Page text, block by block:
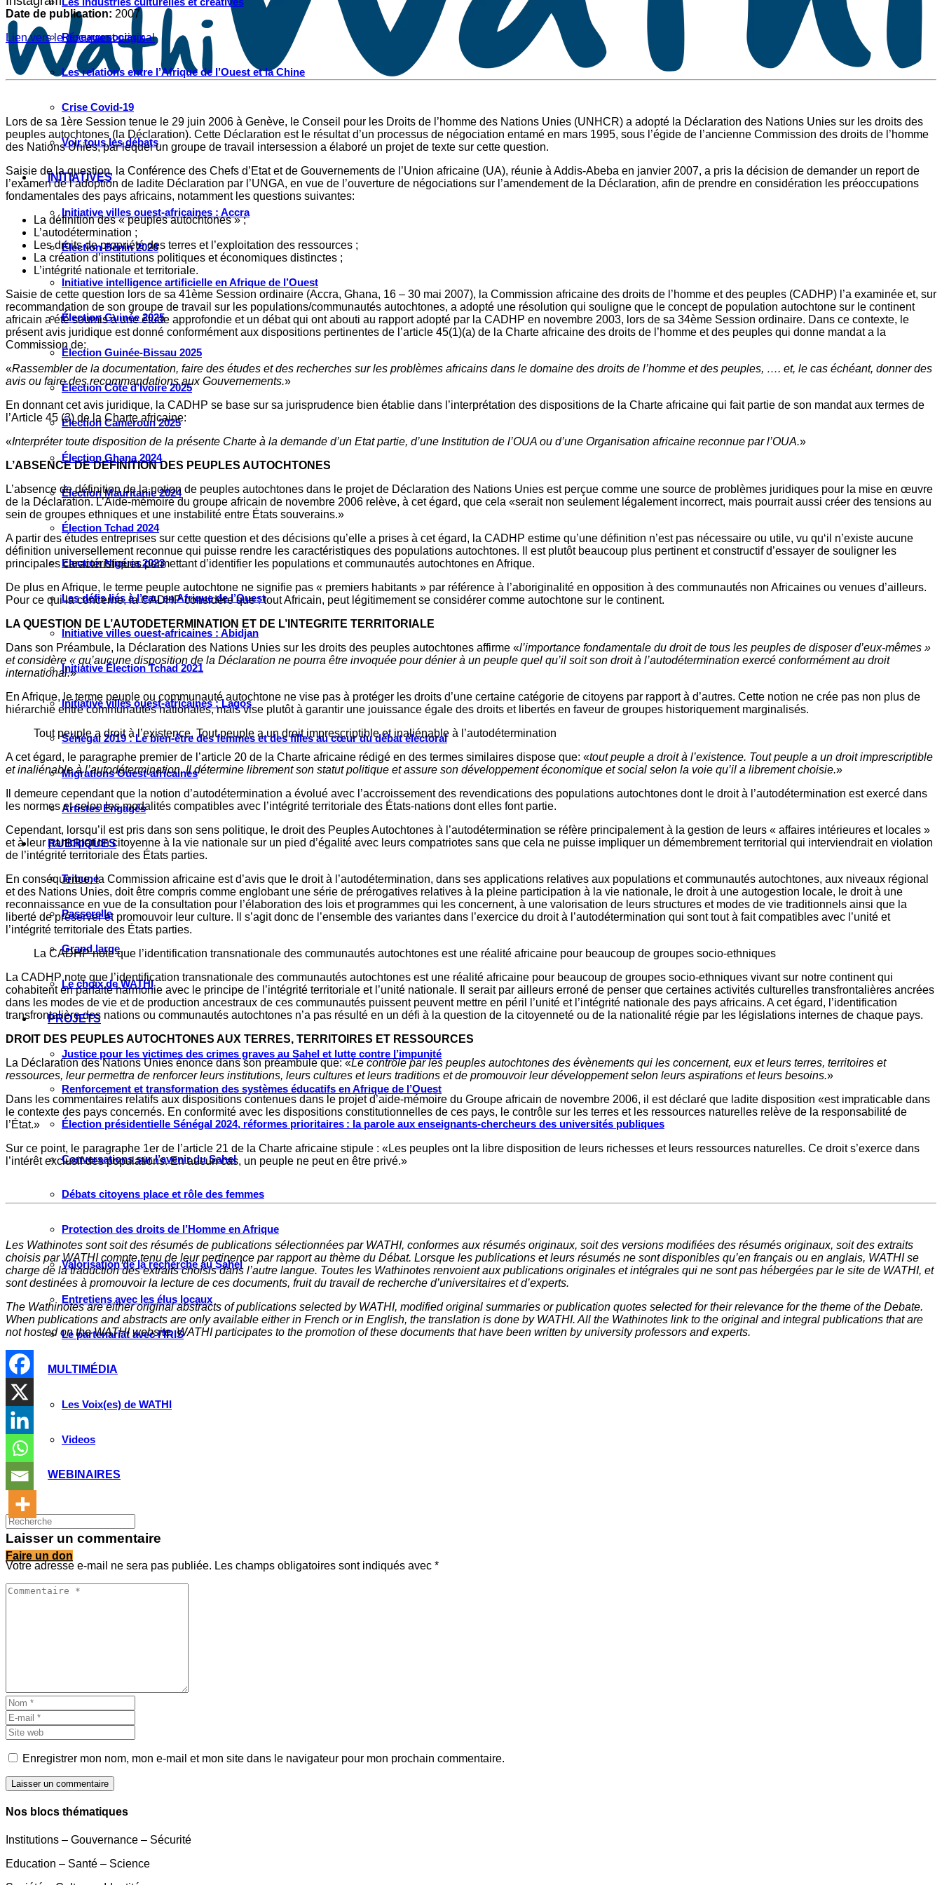
Réseaux sociaux
Les relations entre l’Afrique de l’Ouest et la Chine
Crise Covid-19
Voir tous les débats
INITIATIVES
Initiative villes ouest-africaines : Accra
Élection Bénin 2026
Initiative intelligence artificielle en Afrique de l’Ouest
Élection Guinée 2025
Élection Guinée-Bissau 2025
Élection Côte d’Ivoire 2025
Élection Cameroun 2025
Élection Ghana 2024
Élection Mauritanie 2024
Élection Tchad 2024
Election Nigéria 2023
Les défis liés à l’eau en Afrique de l’Ouest
Initiative villes ouest-africaines : Abidjan
Initiative Élection Tchad 2021
Initiative villes ouest-africaines : Lagos
Sénégal 2019 : Le bien-être des femmes et des filles au cœur du débat électoral
Migrations Ouest-africaines
Artistes Engagés
RUBRIQUES
Tribune
Passerelle
Grand large
Le choix de WATHI
PROJETS
Justice pour les victimes des crimes graves au Sahel et lutte contre l’impunité
Renforcement et transformation des systèmes éducatifs en Afrique de l’Ouest
Élection présidentielle Sénégal 2024, réformes prioritaires : la parole aux enseignants-chercheurs des universités publiques
Conversations sur l’avenir du Sahel
Débats citoyens place et rôle des femmes
Protection des droits de l’Homme en Afrique
Valorisation de la recherche au Sahel
Entretiens avec les élus locaux
Le partenariat avec l’IRIS
MULTIMÉDIA
Les Voix(es) de WATHI
Videos
WEBINAIRES
Faire un don
Date de publication: 2007
Lien vers le document original
Lors de sa 1ère Session tenue le 29 juin 2006 à Genève, le Conseil pour les Droits de l’homme des Nations Unies (UNHCR) a adopté la Déclaration des Nations Unies sur les droits des
peuples autochtones (la Déclaration). Cette Déclaration est le résultat d’un processus de négociation entamé en mars 1995, sous l’égide de l’ancienne Commission des droits de l’homme
des Nations Unies, par lequel un groupe de travail intersession a élaboré un projet de texte sur cette question.
Saisie de la question, la Conférence des Chefs d’Etat et de Gouvernements de l’Union africaine (UA), réunie à Addis-Abeba en janvier 2007, a pris la décision de demander un report de
l’examen de l’adoption de ladite Déclaration par l’UNGA, en vue de l’ouverture de négociations sur l’amendement de la Déclaration, afin de prendre en considération les préoccupations
fondamentales des pays africains, notamment les questions suivantes:
La définition des « peuples autochtones » ;
L’autodétermination ;
Les droits de propriété des terres et l’exploitation des ressources ;
La création d’institutions politiques et économiques distinctes ;
L’intégrité nationale et territoriale.
Saisie de cette question lors de sa 41ème Session ordinaire (Accra, Ghana, 16 – 30 mai 2007), la Commission africaine des droits de l’homme et des peuples (CADHP) l’a examinée et, sur
recommandation de son groupe de travail sur les populations/communautés autochtones, a adopté une résolution qui souligne que le concept de population autochtone sur le continent
africain a été soumis à une étude approfondie et un débat qui ont abouti au rapport adopté par la CADHP en novembre 2003, lors de sa 34ème Session ordinaire. Dans ce contexte, le
présent avis juridique est donné conformément aux dispositions pertinentes de l’article 45(1)(a) de la Charte africaine des droits de l’homme et des peuples qui donne mandat a la
Commission de:
«Rassembler de la documentation, faire des études et des recherches sur les problèmes africains dans le domaine des droits de l’homme et des peuples, …. et, le cas échéant, donner des
avis ou faire des recommandations aux Gouvernements.»
En donnant cet avis juridique, la CADHP se base sur sa jurisprudence bien établie dans l’interprétation des dispositions de la Charte africaine qui fait partie de son mandat aux termes de
l’Article 45 (3) de la Charte africaine:
«Interpréter toute disposition de la présente Charte à la demande d’un Etat partie, d’une Institution de l’OUA ou d’une Organisation africaine reconnue par l’OUA.»
L’ABSENCE DE DEFINITION DES PEUPLES AUTOCHTONES
L’absence de définition de la notion de peuples autochtones dans le projet de Déclaration des Nations Unies est perçue comme une source de problèmes juridiques pour la mise en œuvre
de la Déclaration. L’Aide-mémoire du groupe africain de novembre 2006 relève, à cet égard, que cela «serait non seulement légalement incorrect, mais pourrait aussi créer des tensions au
sein de groupes ethniques et une instabilité entre États souverains.»
A partir des études entreprises sur cette question et des décisions qu’elle a prises à cet égard, la CADHP estime qu’une définition n’est pas nécessaire ou utile, vu qu‘il n’existe aucune
définition universellement reconnue qui puisse rendre les caractéristiques des populations autochtones. Il est plutôt beaucoup plus pertinent et constructif d’essayer de souligner les
principales caractéristiques permettant d’identifier les populations et communautés autochtones en Afrique.
De plus en Afrique, le terme peuple autochtone ne signifie pas « premiers habitants » par référence à l’aboriginalité en opposition à des communautés non Africaines ou venues d’ailleurs.
Pour ce qui la concerne, la CADHP considère que : tout Africain, peut légitimement se considérer comme autochtone sur le continent.
LA QUESTION DE L’AUTODETERMINATION ET DE L’INTEGRITE TERRITORIALE
Dans son Préambule, la Déclaration des Nations Unies sur les droits des peuples autochtones affirme «l’importance fondamentale du droit de tous les peuples de disposer d’eux-mêmes »
et considère « qu’aucune disposition de la Déclaration ne pourra être invoquée pour dénier à un peuple quel qu’il soit son droit à l’autodétermination exercé conformément au droit
international.»
En Afrique, le terme peuple ou communauté autochtone ne vise pas à protéger les droits d’une certaine catégorie de citoyens par rapport à d’autres. Cette notion ne crée pas non plus de
hiérarchie entre communautés nationales, mais vise plutôt à garantir une jouissance égale des droits et libertés en faveur de groupes historiquement marginalisés.
Tout peuple a droit à l’existence. Tout peuple a un droit imprescriptible et inaliénable à l’autodétermination
A cet égard, le paragraphe premier de l’article 20 de la Charte africaine rédigé en des termes similaires dispose que: «tout peuple a droit à l’existence. Tout peuple a un droit imprescriptible
et inaliénable à l’autodétermination. Il détermine librement son statut politique et assure son développement économique et social selon la voie qu’il a librement choisie.»
Il demeure cependant que la notion d’autodétermination a évolué avec l’accroissement des revendications des populations autochtones dont le droit à l’autodétermination est exercé dans
les normes et selon les modalités compatibles avec l’intégrité territoriale des États-nations dont elles font partie.
Cependant, lorsqu’il est pris dans son sens politique, le droit des Peuples Autochtones à l’autodétermination se réfère principalement à la gestion de leurs « affaires intérieures et locales »
et à leur participation citoyenne à la vie nationale sur un pied d’égalité avec leurs compatriotes sans que cela ne puisse impliquer un démembrement territorial qui interviendrait en violation
de l’intégrité territoriale des États parties.
En conséquence, la Commission africaine est d’avis que le droit à l’autodétermination, dans ses applications relatives aux populations et communautés autochtones, aux niveaux régional
et des Nations Unies, doit être compris comme englobant une série de prérogatives relatives à la pleine participation à la vie nationale, le droit à une autogestion locale, le droit à une
reconnaissance en vue de la consultation pour l’élaboration des lois et programmes qui les concernent, à une valorisation de leurs structures et modes de vie traditionnels ainsi que la
liberté de préserver et promouvoir leur culture. Il s’agit donc de l’ensemble des variantes dans l’exercice du droit à l’autodétermination qui sont tout à fait compatibles avec l’unité et
l’intégrité territoriale des États parties.
La CADHP note que l’identification transnationale des communautés autochtones est une réalité africaine pour beaucoup de groupes socio-ethniques
La CADHP note que l’identification transnationale des communautés autochtones est une réalité africaine pour beaucoup de groupes socio-ethniques vivant sur notre continent qui
cohabitent en parfaite harmonie avec le principe de l’intégrité territoriale et l’unité nationale. Il serait par ailleurs erroné de penser que certaines activités culturelles transfrontalières ancrées
dans les modes de vie et de production ancestraux de ces communautés puissent peuvent mettre en péril l’unité et l’intégrité nationale des pays africains. A cet égard, l’identification
transfrontalière des nations ou communautés autochtones n’a pas résulté en un défi à la question de la citoyenneté ou de la nationalité régie par les législations internes de chaque pays.
DROIT DES PEUPLES AUTOCHTONES AUX TERRES, TERRITOIRES ET RESSOURCES
La Déclaration des Nations Unies énonce dans son préambule que: «Le contrôle par les peuples autochtones des évènements qui les concernent, eux et leurs terres, territoires et
ressources, leur permettra de renforcer leurs institutions, leurs cultures et leurs traditions et de promouvoir leur développement selon leurs aspirations et leurs besoins.»
Dans les commentaires relatifs aux dispositions contenues dans le projet d’aide-mémoire du Groupe africain de novembre 2006, il est déclaré que ladite disposition «est impraticable dans
le contexte des pays concernés. En conformité avec les dispositions constitutionnelles de ces pays, le contrôle sur les terres et les ressources naturelles relève de la responsabilité de
l’État.»
Sur ce point, le paragraphe 1er de l’article 21 de la Charte africaine stipule : «Les peuples ont la libre disposition de leurs richesses et leurs ressources naturelles. Ce droit s’exerce dans
l’intérêt exclusif des populations. En aucun cas, un peuple ne peut en être privé.»
Les Wathinotes sont soit des résumés de publications sélectionnées par WATHI, conformes aux résumés originaux, soit des versions modifiées des résumés originaux, soit des extraits
choisis par WATHI compte tenu de leur pertinence par rapport au thème du Débat. Lorsque les publications et leurs résumés ne sont disponibles qu’en français ou en anglais, WATHI se
charge de la traduction des extraits choisis dans l’autre langue. Toutes les Wathinotes renvoient aux publications originales et intégrales qui ne sont pas hébergées par le site de WATHI, et
sont destinées à promouvoir la lecture de ces documents, fruit du travail de recherche d’universitaires et d’experts.
The Wathinotes are either original abstracts of publications selected by WATHI, modified original summaries or publication quotes selected for their relevance for the theme of the Debate.
When publications and abstracts are only available either in French or in English, the translation is done by WATHI. All the Wathinotes link to the original and integral publications that are
not hosted on the WATHI website. WATHI participates to the promotion of these documents that have been written by university professors and experts.
Laisser un commentaire
Votre adresse e-mail ne sera pas publiée. Les champs obligatoires sont indiqués avec *
Enregistrer mon nom, mon e-mail et mon site dans le navigateur pour mon prochain commentaire.
Laisser un commentaire
Nos blocs thématiques
Institutions – Gouvernance – Sécurité
Education – Santé – Science